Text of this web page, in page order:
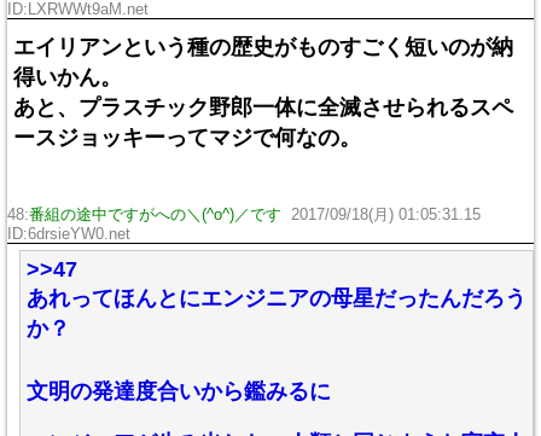
ID:LXRWWt9aM.net
エイリアンという種の歴史がものすごく短いのが納
得いかん。
あと、プラスチック野郎一体に全滅させられるスペ
ースジョッキーってマジで何なの。
48:番組の途中ですがへの＼(^o^)／です
2017/09/18(月) 01:05:31.15
ID:6drsieYW0.net
>>47
あれってほんとにエンジニアの母星だったんだろう
か？
文明の発達度合いから鑑みるに